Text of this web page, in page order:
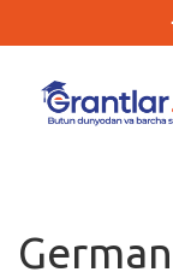
Ishlar